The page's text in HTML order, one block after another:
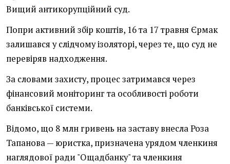
Вищий антикорупційний суд.
Попри активний збір коштів, 16 та 17 травня Єрмак
залишався у слідчому ізоляторі, через те, що суд не
перевіряв надходження.
За словами захисту, процес затримався через
фінансовий моніторинг та особливості роботи
банківської системи.
Відомо, що 8 млн гривень на заставу внесла Роза
Тапанова — юристка, призначена урядом членкиня
наглядової ради "Ощадбанку" та членкиня